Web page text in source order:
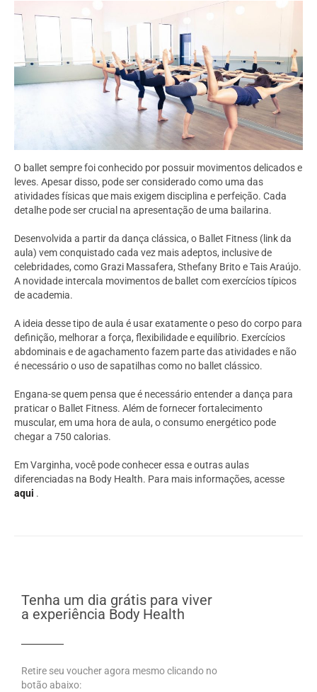
O ballet sempre foi conhecido por possuir movimentos delicados e
leves. Apesar disso, pode ser considerado como uma das
atividades físicas que mais exigem disciplina e perfeição. Cada
detalhe pode ser crucial na apresentação de uma bailarina.
Desenvolvida a partir da dança clássica, o Ballet Fitness (link da
aula) vem conquistado cada vez mais adeptos, inclusive de
celebridades, como Grazi Massafera, Sthefany Brito e Tais Araújo.
A novidade intercala movimentos de ballet com exercícios típicos
de academia.
A ideia desse tipo de aula é usar exatamente o peso do corpo para
definição, melhorar a força, flexibilidade e equilíbrio. Exercícios
abdominais e de agachamento fazem parte das atividades e não
é necessário o uso de sapatilhas como no ballet clássico.
Engana-se quem pensa que é necessário entender a dança para
praticar o Ballet Fitness. Além de fornecer fortalecimento
muscular, em uma hora de aula, o consumo energético pode
chegar a 750 calorias.
Em Varginha, você pode conhecer essa e outras aulas
diferenciadas na Body Health. Para mais informações, acesse
aqui .
Tenha um dia grátis para viver
a experiência Body Health
Retire seu voucher agora mesmo clicando no
botão abaixo: